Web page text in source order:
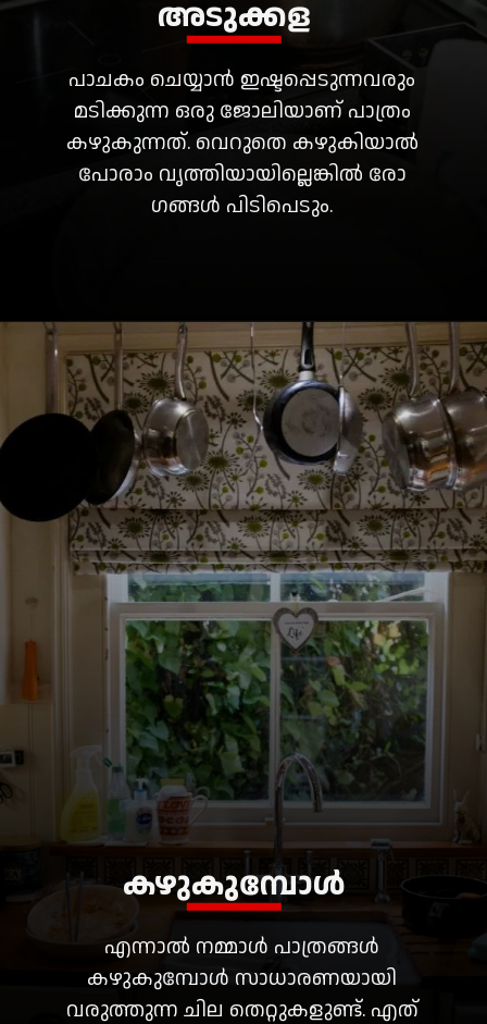
പാചകം ചെയ്യാൻ ഇഷ്ടപ്പെടുന്നവരും
മടിക്കുന്ന ഒരു ജോലിയാണ് പാത്രം
കഴുകുന്നത്. വെറുതെ കഴുകിയാൽ
പോരാം വൃത്തിയായില്ലെങ്കിൽ രോ​
അടുക്കള
എന്നാൽ നമ്മാൾ പാത്രങ്ങൾ
കഴുകുമ്പോൾ സാധാരണയായി
വരുത്തുന്ന ചില തെറ്റുകളുണ്ട്. എത്
കഴുകുമ്പോൾ